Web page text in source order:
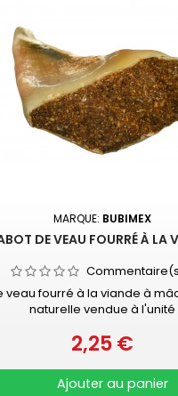
MARQUE: BUBIMEX
DE VEAU FOURRÉ À LA
veau fourré à la viande à
naturelle vendue à l'unité
Prix
2,25 €
Ajouter au panier